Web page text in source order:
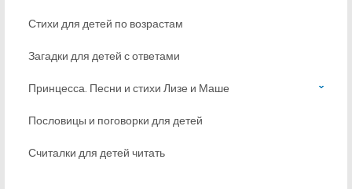
Стихи для детей по возрастам
Загадки для детей с ответами
Принцесса. Песни и стихи Лизе и Маше
Пословицы и поговорки для детей
Считалки для детей читать